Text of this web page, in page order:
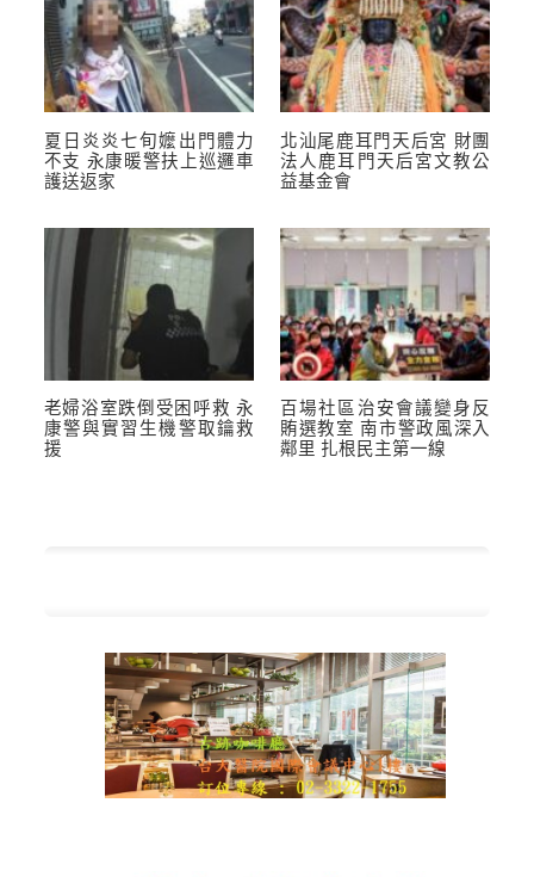
夏日炎炎七旬嬤出門體力
不支 永康暖警扶上巡邏車
護送返家
北汕尾鹿耳門天后宮 財團
法人鹿耳門天后宮文教公
益基金會
老婦浴室跌倒受困呼救 永
康警與實習生機警取鑰救
援
百場社區治安會議變身反
賄選教室 南市警政風深入
鄰里 扎根民主第一線